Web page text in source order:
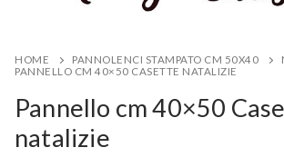
HOME PANNOLENCI STAMPATO CM 50X40
PANNELLO CM 40×50 CASETTE NATALIZIE
Pannello cm 40×50
natalizie